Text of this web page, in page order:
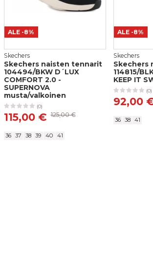
Lähettämällä arvostelusi annat meille
sivuillamme sekä muissa kanavissa ja
verkkokauppa pidättää oikeuden olla
Lähettämällä arvostelusi hyväksyt nämä
Lähetä arvostelu
14,50 €
PostNord Palvelupiste
5,10 €
Matkahuollon Lähellä-paketti
5,90 €
Matkahuollon Kotijakelu
11,45 €
ALE -8%
Skechers
Skechers naisten tennarit
104494/BKW D´LUX
COMFORT 2.0 -
SUPERNOVA
musta/valkoinen
(0)
115,00 € 125,00 €
36 37 38 39 40 41
ALE -8%
Skechers
Skechers
114815/
KEEP IT
(0)
92,00
36 38 41